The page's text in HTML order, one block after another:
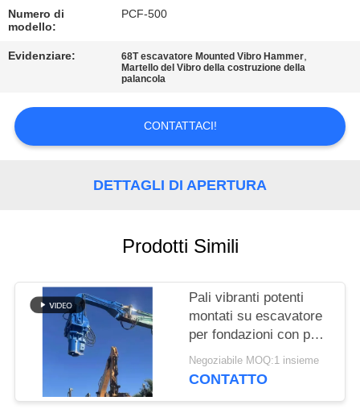
QUALITÀ
CONTATTICI
NOTIZIE
SITEMAP
PRIVACY
POLICY
Numero di
modello:
PCF-500
Evidenziare: 68T escavatore Mounted Vibro Hammer,
Martello del Vibro della costruzione della
palancola
CONTATTACI!
DETTAGLI DI APERTURA
Prodotti Simili
Pali vibranti potenti
montati su escavatore
per fondazioni con pali
in acciaio e palancole
Negoziabile MOQ:1 insieme
CONTATTO